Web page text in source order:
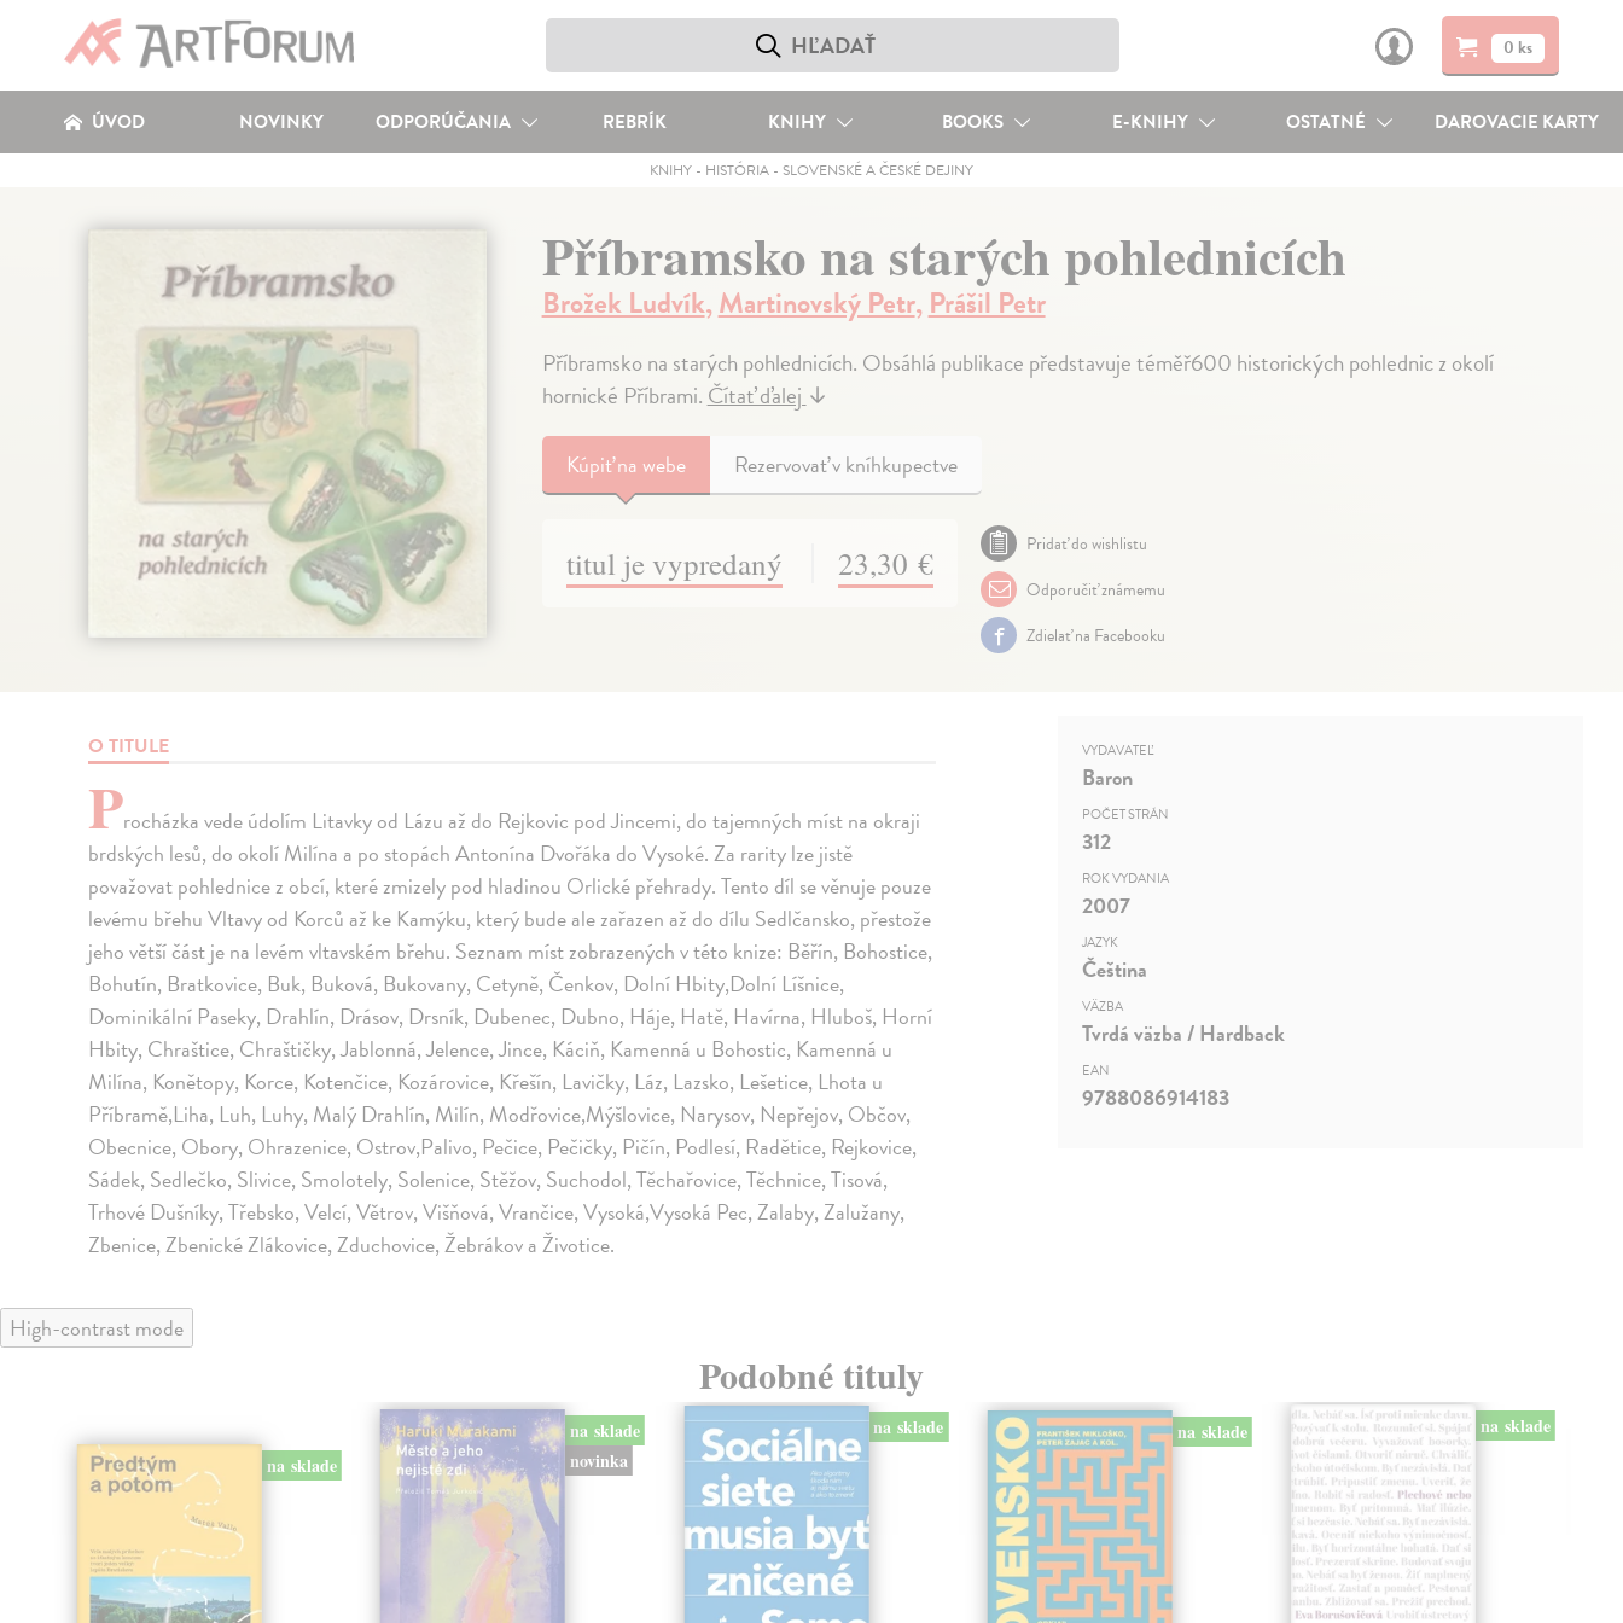
0 ks
ÚVOD NOVINKY ODPORÚČANIA REBRÍK KNIHY BOOKS E-KNIHY OSTATNÉ DAROVACIE KARTY
KNIHY- HISTÓRIA- SLOVENSKÉ A ČESKÉ DEJINY
Příbramsko na starých pohlednicích
Brožek Ludvík,Martinovský Petr,Prášil Petr
Příbramsko na starých pohlednicích. Obsáhlá publikace představuje téměř600 historických pohlednic z okolí
hornické Příbrami.Čítať ďalej↓
Kúpiťna webe Rezervovať v kníhkupectve
titul je vypredaný 23,30 €
Pridať do wishlistu
Odporučiť známemu
Zdielať na Facebooku
O TITULE
Procházka vede údolím Litavky od Lázu až do Rejkovic pod Jincemi, do tajemných míst na okraji
brdských lesů, do okolí Milína a po stopách Antonína Dvořáka do Vysoké. Za rarity lze jistě
považovat pohlednice z obcí, které zmizely pod hladinou Orlické přehrady. Tento díl se věnuje pouze
levému břehu Vltavy od Korců až ke Kamýku, který bude ale zařazen až do dílu Sedlčansko, přestože
jeho větší část je na levém vltavském břehu. Seznam míst zobrazených v této knize: Běřín, Bohostice,
Bohutín, Bratkovice, Buk, Buková, Bukovany, Cetyně, Čenkov, Dolní Hbity,Dolní Líšnice,
Dominikální Paseky, Drahlín, Drásov, Drsník, Dubenec, Dubno, Háje, Hatě, Havírna, Hluboš, Horní
Hbity, Chraštice, Chraštičky, Jablonná, Jelence, Jince, Káciň, Kamenná u Bohostic, Kamenná u
Milína, Konětopy, Korce, Kotenčice, Kozárovice, Křešín, Lavičky, Láz, Lazsko, Lešetice, Lhota u
Příbramě,Liha, Luh, Luhy, Malý Drahlín, Milín, Modřovice,Mýšlovice, Narysov, Nepřejov, Občov,
Obecnice, Obory, Ohrazenice, Ostrov,Palivo, Pečice, Pečičky, Pičín, Podlesí, Radětice, Rejkovice,
Sádek, Sedlečko, Slivice, Smolotely, Solenice, Stěžov, Suchodol, Těchařovice, Těchnice, Tisová,
Trhové Dušníky, Třebsko, Velcí, Větrov, Višňová, Vrančice, Vysoká,Vysoká Pec, Zalaby, Zalužany,
Zbenice, Zbenické Zlákovice, Zduchovice, Žebrákov a Životice.
VYDAVATEĽ
Baron
POČET STRÁN
312
ROK VYDANIA
2007
JAZYK
Čeština
VÄZBA
Tvrdá väzba / Hardback
EAN
9788086914183
High-contrast mode
Podobné tituly
na sklade
na sklade
novinka
na sklade na sklade na sklade